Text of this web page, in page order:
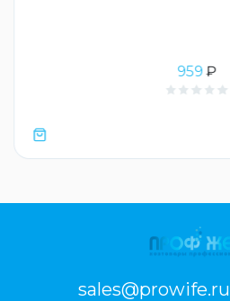
959₽
sales@prowife.ru